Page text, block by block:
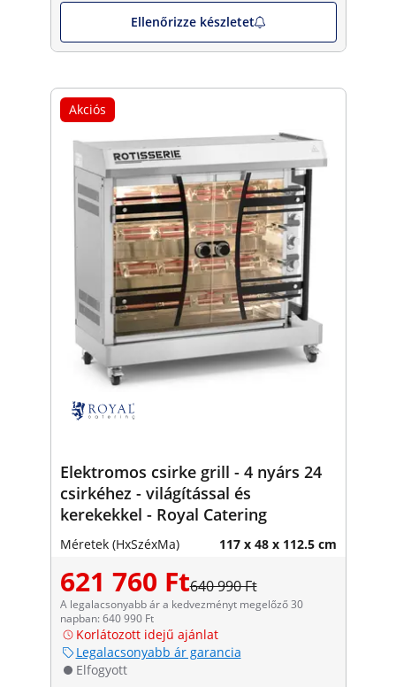
Ellenőrizze készletet
Akciós
Elektromos csirke grill - 4 nyárs 24
csirkéhez - világítással és
kerekekkel - Royal Catering
Méretek (HxSzéxMa) 117 x 48 x 112.5 cm
621 760 Ft640 990 Ft
A legalacsonyabb ár a kedvezményt megelőző 30
napban: 640 990 Ft
Korlátozott idejű ajánlat
Legalacsonyabb ár garancia
Elfogyott